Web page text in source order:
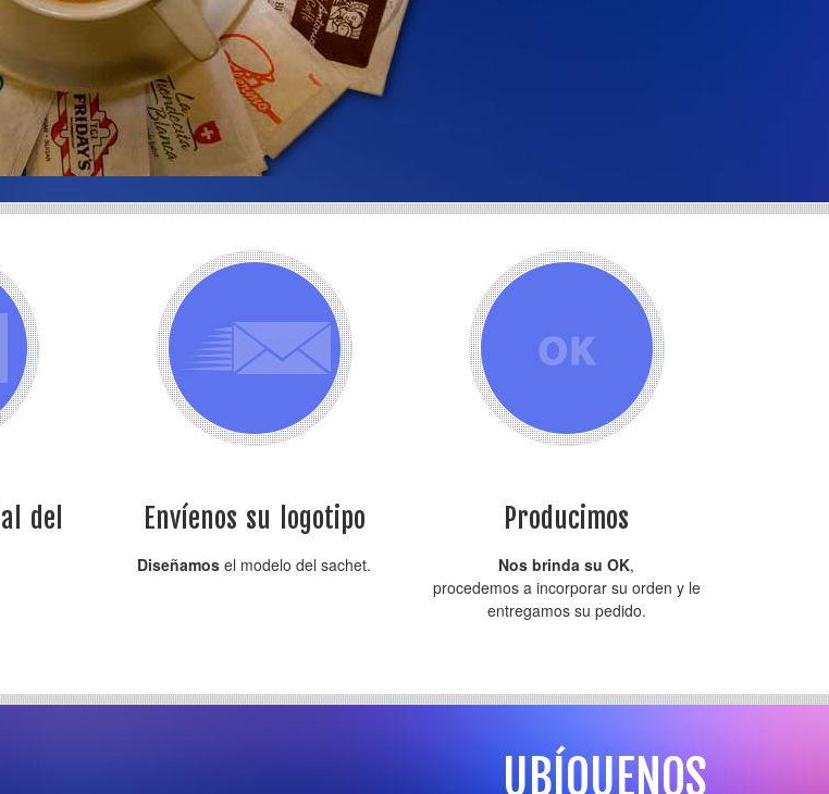
del
Envíenos su logotipo
Diseñamos el modelo del sachet.
Producimos
Nos brinda su OK,
procedemos a incorporar su orden y le
entregamos su pedido.
UBÍQUENOS